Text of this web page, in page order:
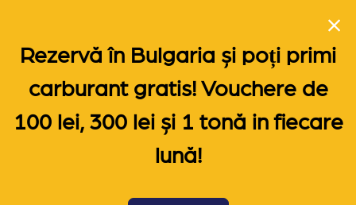
Rezervă în Bulgaria și poți primi
carburant gratis! Vouchere de
100 lei, 300 lei și 1 tonă in fiecare
lună!